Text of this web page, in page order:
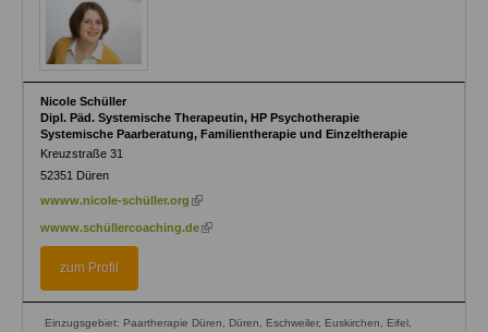
Nicole Schüller
Dipl. Päd. Systemische Therapeutin, HP Psychotherapie
Systemische Paarberatung, Familientherapie und Einzeltherapie
Kreuzstraße 31
52351 Düren
wwww.nicole-schüller.org (link
external)
wwww.schüllercoaching.de (link
zum Profil
Einzugsgebiet: Paartherapie Düren, Düren, Eschweiler, Euskirchen, Eifel,